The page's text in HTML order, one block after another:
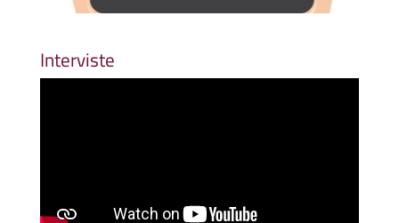
Interviste